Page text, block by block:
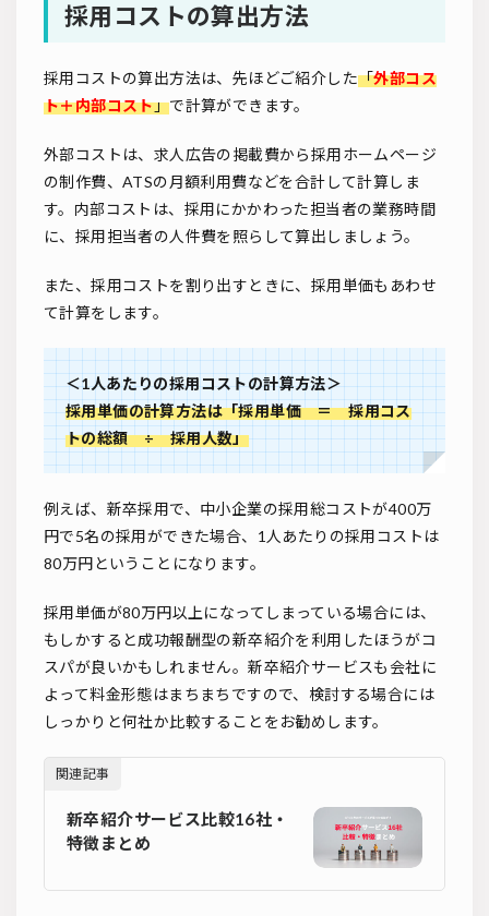
採用コストの算出方法
採用コストの算出方法は、先ほどご紹介した「外部コス
ト＋内部コスト」で計算ができます。
外部コストは、求人広告の掲載費から採用ホームページ
の制作費、ATSの月額利用費などを合計して計算しま
す。内部コストは、採用にかかわった担当者の業務時間
に、採用担当者の人件費を照らして算出しましょう。
また、採用コストを割り出すときに、採用単価もあわせ
て計算をします。
＜1人あたりの採用コストの計算方法＞
採用単価の計算方法は「採用単価 ＝ 採用コス
トの総額 ÷ 採用人数」
例えば、新卒採用で、中小企業の採用総コストが400万
円で5名の採用ができた場合、1人あたりの採用コストは
80万円ということになります。
採用単価が80万円以上になってしまっている場合には、
もしかすると成功報酬型の新卒紹介を利用したほうがコ
スパが良いかもしれません。新卒紹介サービスも会社に
よって料金形態はまちまちですので、検討する場合には
しっかりと何社か比較することをお勧めします。
関連記事
新卒紹介サービス比較16社・
特徴まとめ